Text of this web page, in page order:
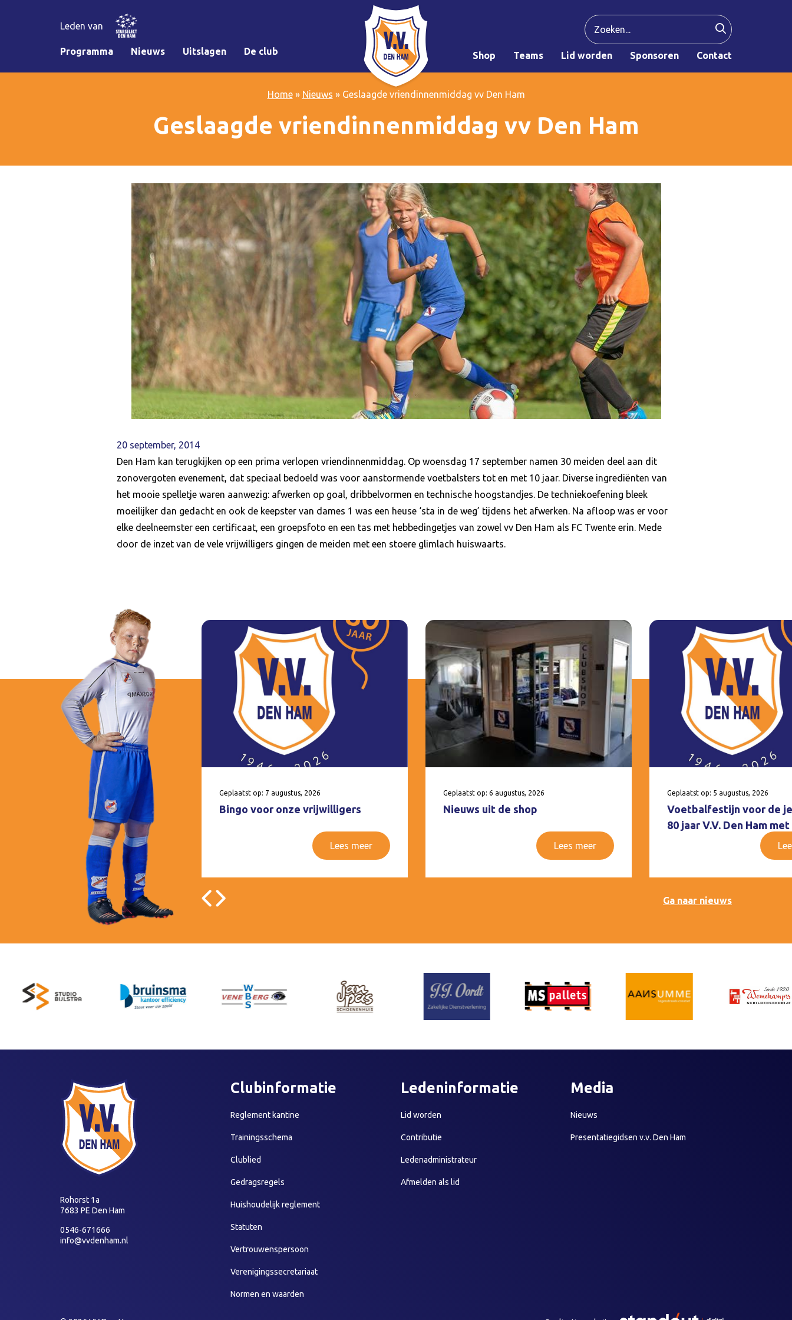
Leden van
Programma Nieuws Uitslagen De club Shop Teams Lid worden Sponsoren Contact
Home» Nieuws » Geslaagde vriendinnenmiddag vv Den Ham
Geslaagde vriendinnenmiddag vv Den Ham
20 september, 2014
Den Ham kan terugkijken op een prima verlopen vriendinnenmiddag. Op woensdag 17 september namen 30 meiden deel aan dit
zonovergoten evenement, dat speciaal bedoeld was voor aanstormende voetbalsters tot en met 10 jaar. Diverse ingrediënten van
het mooie spelletje waren aanwezig: afwerken op goal, dribbelvormen en technische hoogstandjes. De techniekoefening bleek
moeilijker dan gedacht en ook de keepster van dames 1 was een heuse ‘sta in de weg’ tijdens het afwerken. Na afloop was er voor
elke deelneemster een certificaat, een groepsfoto en een tas met hebbedingetjes van zowel vv Den Ham als FC Twente erin. Mede
door de inzet van de vele vrijwilligers gingen de meiden met een stoere glimlach huiswaarts.
Geplaatst op: 7 augustus, 2026
Bingo voor onze vrijwilligers
Lees meer
Geplaatst op: 6 augustus, 2026
Nieuws uit de shop
Lees meer
Geplaatst op: 5 augustus, 2026
Voetbalfestijn voor de
80 jaar V.V. Den Ham
Ga naar nieuws
Rohorst 1a
7683 PE Den Ham
0546-671666
info@vvdenham.nl
Clubinformatie
Reglement kantine
Trainingsschema
Clublied
Gedragsregels
Huishoudelijk reglement
Statuten
Vertrouwenspersoon
Verenigingssecretariaat
Normen en waarden
Ledeninformatie
Lid worden
Contributie
Ledenadministrateur
Afmelden als lid
Media
Nieuws
Presentatiegidsen v.v. Den Ham